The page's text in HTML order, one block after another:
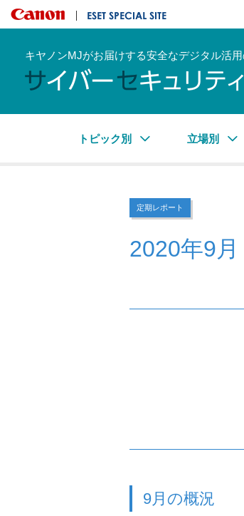
キヤノンマーケティングジャパン株
キヤノンMJがお届けする安全なデジタル活
トピック別 立場別
定期レポート
2020年9
9月の概況